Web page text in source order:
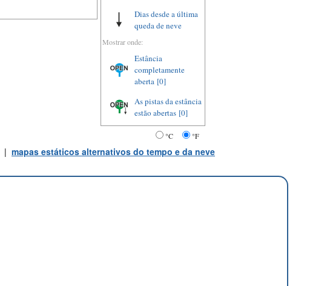
Dias desde a última
queda de neve
Mostrar onde:
Estância
completamente
aberta [0]
As pistas da estância
estão abertas [0]
°C °F
| mapas estáticos alternativos do tempo e da neve